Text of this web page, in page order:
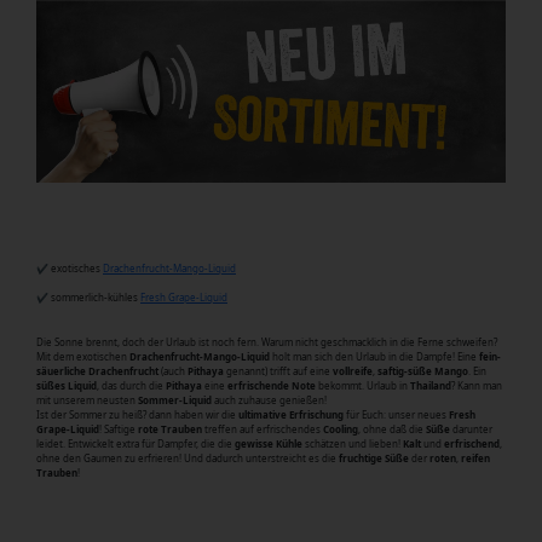
✔ exotisches Drachenfrucht-Mango-Liquid
✔ sommerlich-kühles Fresh Grape-Liquid
Die Sonne brennt, doch der Urlaub ist noch fern. Warum nicht geschmacklich in die Ferne schweifen?
Mit dem exotischen Drachenfrucht-Mango-Liquid holt man sich den Urlaub in die Dampfe! Eine fein-
säuerliche Drachenfrucht(auch Pithaya genannt) trifft auf eine vollreife saftig-süße Mango . Ein
süßes Liquid , das durch die Pithaya eine erfrischende Note bekommt. Urlaub in Thailand? Kann man
mit unserem neusten Sommer-Liquid auch zuhause genießen!
Ist der Sommer zu heiß? dann haben wir die ultimative Erfrischung für Euch: unser neues Fresh
Grape-Liquid ! Saftige rote Traubentreffen auf erfrischendes Cooling , ohne daß die Süße darunter
leidet. Entwickelt extra für Dampfer, die die gewisse Kühle schätzen und lieben! Kalt und erfrischend
ohne den Gaumen zu erfrieren! Und dadurch unterstreicht es die fruchtige Süße der roten reifen
Trauben